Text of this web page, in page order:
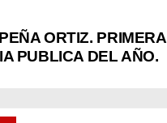
ORTIZ. PRIMERA
PUBLICA DEL AÑO.